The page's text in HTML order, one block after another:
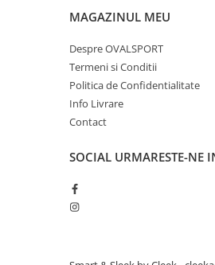
MAGAZINUL MEU
Despre OVALSPORT
Termeni si Conditii
Politica de Confidentialitate
Info Livrare
Contact
SOCIAL URMARESTE-NE